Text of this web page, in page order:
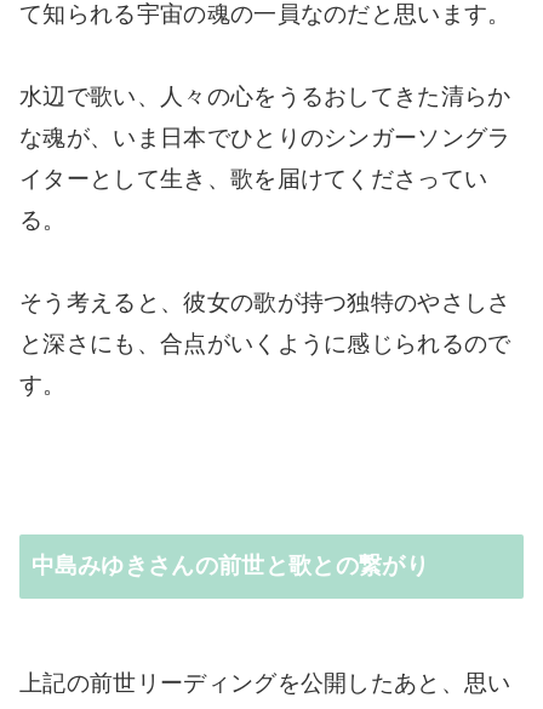
て知られる宇宙の魂の一員なのだと思います。
水辺で歌い、人々の心をうるおしてきた清らか
な魂が、いま日本でひとりのシンガーソングラ
イターとして生き、歌を届けてくださってい
る。
そう考えると、彼女の歌が持つ独特のやさしさ
と深さにも、合点がいくように感じられるので
す。
中島みゆきさんの前世と歌との繋がり
上記の前世リーディングを公開したあと、思い